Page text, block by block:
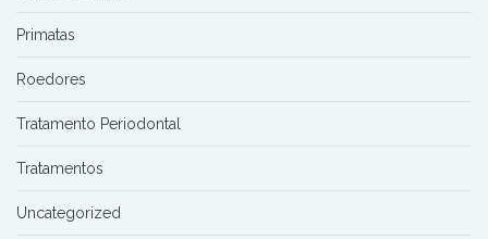
Primatas
Roedores
Tratamento Periodontal
Tratamentos
Uncategorized